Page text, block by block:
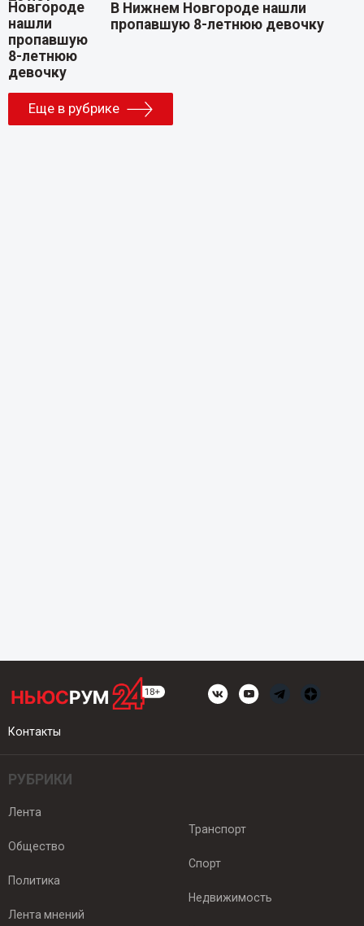
В Нижнем Новгороде нашли
пропавшую 8-летнюю девочку
Еще в рубрике
Контакты
РУБРИКИ
Лента
Общество
Политика
Лента мнений
Транспорт
Спорт
Недвижимость